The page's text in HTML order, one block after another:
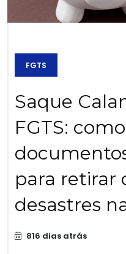
FGTS
Saque
FGTS:
para retirar
desastres
816 dias atrás